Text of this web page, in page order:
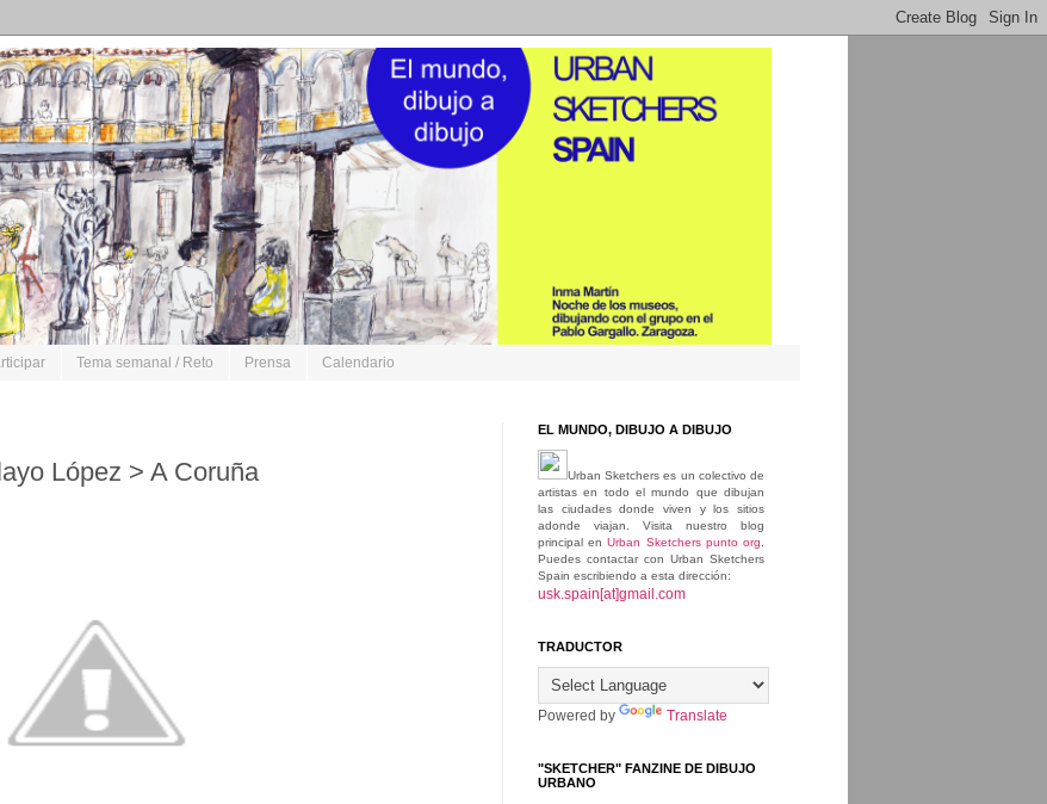
Tema semanal / Reto Prensa Calendario
López > A Coruña
EL MUNDO, DIBUJO A DIBUJO
Urban Sketchers es un colectivo de
artistas en todo el mundo que dibujan
las ciudades donde viven y los sitios
adonde viajan. Visita nuestro blog
principal enUrban Sketchers punto org.
Puedes contactar con Urban Sketchers
Spain escribiendo a esta dirección:
usk.spain[at]gmail.com
TRADUCTOR
Powered by Translate
"SKETCHER" FANZINE DE DIBUJO
URBANO